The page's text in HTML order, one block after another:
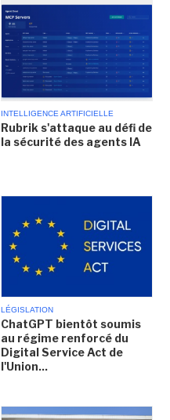
INTELLIGENCE ARTIFICIELLE
Rubrik s'attaque au défi de
la sécurité des agents IA
LÉGISLATION
ChatGPT bientôt soumis
au régime renforcé du
Digital Service Act de
l'Union...